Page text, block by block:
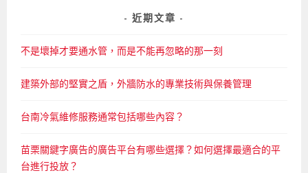
近期文章
不是壞掉才要通水管，而是不能再忽略的那一刻
建築外部的堅實之盾，外牆防水的專業技術與保養管理
台南冷氣維修服務通常包括哪些內容？
苗栗關鍵字廣告的廣告平台有哪些選擇？如何選擇最適合的平
台進行投放？